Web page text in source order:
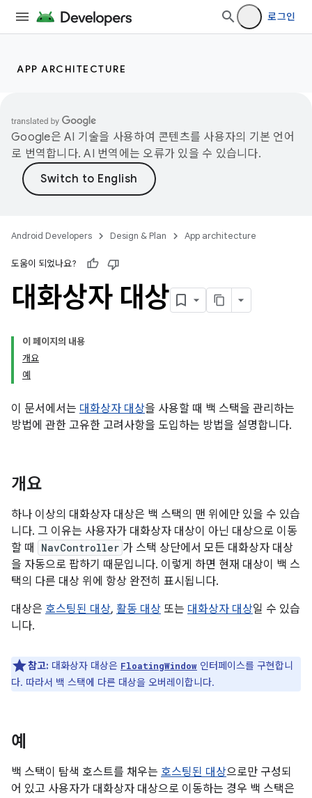
로그인
APP ARCHITECTURE
Google은 AI 기술을 사용하여 콘텐츠를 사용자의 기본 언어
로 번역합니다. AI 번역에는 오류가 있을 수 있습니다.
Android Developers Design & Plan App architecture
도움이 되었나요?
대화상자 대상
이 페이지의 내용
개요
예
이 문서에서는 대화상자 대상을 사용할 때 백 스택을 관리하는
방법에 관한 고유한 고려사항을 도입하는 방법을 설명합니다.
개요
하나 이상의 대화상자 대상은 백 스택의 맨 위에만 있을 수 있습
니다. 그 이유는 사용자가 대화상자 대상이 아닌 대상으로 이동
할 때
NavController 가 스택 상단에서 모든 대화상자 대상
을 자동으로 팝하기 때문입니다. 이렇게 하면 현재 대상이 백 스
택의 다른 대상 위에 항상 완전히 표시됩니다.
대상은 호스팅된 대상, 활동 대상 또는 대화상자 대상일 수 있습
니다.
참고: 대화상자 대상은 FloatingWindow 인터페이스를 구현합니
다. 따라서 백 스택에 다른 대상을 오버레이합니다.
예
백 스택이 탐색 호스트를 채우는 호스팅된 대상으로만 구성되
어 있고 사용자가 대화상자 대상으로 이동하는 경우 백 스택은